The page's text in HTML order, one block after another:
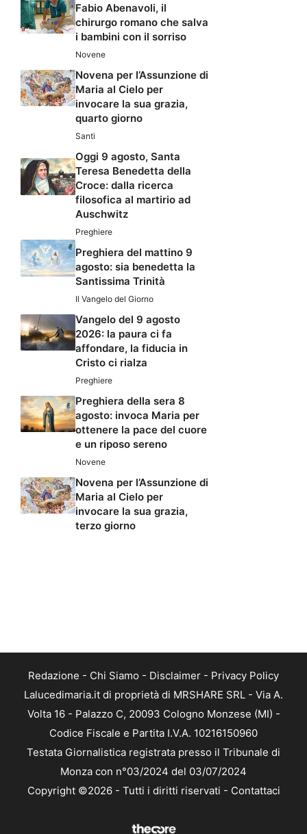
Fabio Abenavoli, il
chirurgo romano che salva
i bambini con il sorriso
Novene
Novena per l’Assunzione di
Maria al Cielo per
invocare la sua grazia,
quarto giorno
Santi
Oggi 9 agosto, Santa
Teresa Benedetta della
Croce: dalla ricerca
filosofica al martirio ad
Auschwitz
Preghiere
Preghiera del mattino 9
agosto: sia benedetta la
Santissima Trinità
Il Vangelo del Giorno
Vangelo del 9 agosto
2026: la paura ci fa
affondare, la fiducia in
Cristo ci rialza
Preghiere
Preghiera della sera 8
agosto: invoca Maria per
ottenere la pace del cuore
e un riposo sereno
Novene
Novena per l’Assunzione di
Maria al Cielo per
invocare la sua grazia,
terzo giorno
Redazione - Chi Siamo - Disclaimer - Privacy Policy
Lalucedimaria.it di proprietà di MRSHARE SRL - Via A.
Volta 16 - Palazzo C, 20093 Cologno Monzese (MI) -
Codice Fiscale e Partita I.V.A. 10216150960
Testata Giornalistica registrata presso il Tribunale di
Monza con n°03/2024 del 03/07/2024
Copyright ©2026 - Tutti i diritti riservati - Contattaci